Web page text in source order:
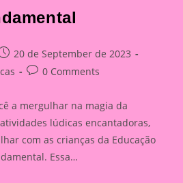
20 de September de 2023
Post0 Comments
a mergulhar na magia da
lúdicas encantadoras,
com as crianças da Educação
Essa…